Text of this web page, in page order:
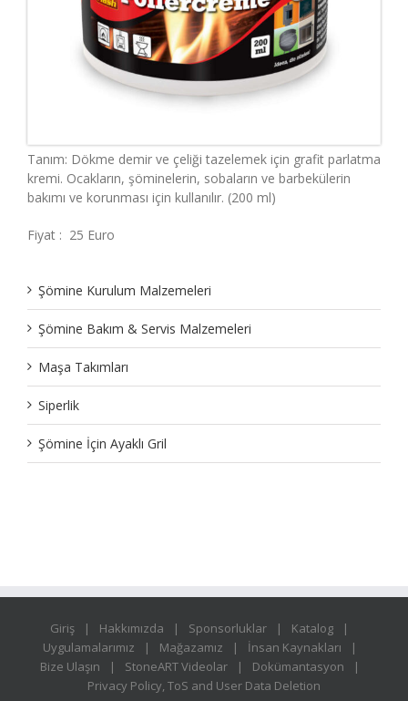
Tanım: Dökme demir ve çeliği tazelemek için grafit parlatma
kremi. Ocakların, şöminelerin, sobaların ve barbekülerin
bakımı ve korunması için kullanılır. (200 ml)
Fiyat : 25 Euro
Şömine Kurulum Malzemeleri
Şömine Bakım & Servis Malzemeleri
Maşa Takımları
Siperlik
Şömine İçin Ayaklı Gril
Giriş Hakkımızda Sponsorluklar
Katalog
Uygulamalarımız
Mağazamız
İnsan Kaynakları
Bize Ulaşın
StoneART Videolar
Dokümantasyon
Privacy Policy, ToS and User Data Deletion